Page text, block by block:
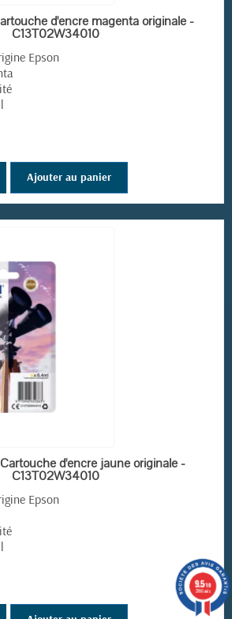
EN STOCK
d'encre magenta originale -
C13T02W34010
Epson
Ajouter au panier
EN STOCKd'encre jaune originale -
C13T02W34010
Epson
9.5/10
3786 avis